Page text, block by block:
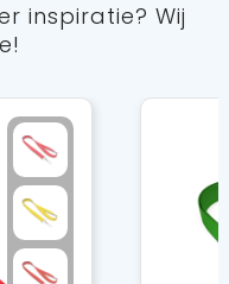
inspiratie? Wij